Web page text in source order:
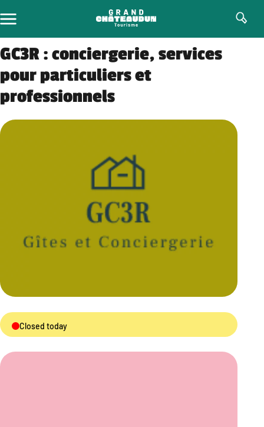
to
content
GC3R : conciergerie, services
pour particuliers et
professionnels
Closed today